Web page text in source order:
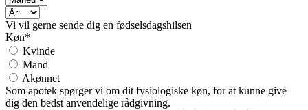
Vi vil gerne sende dig en fødselsdagshilsen
Køn*
Kvinde
Mand
Akønnet
Som apotek spørger vi om dit fysiologiske køn, for at kunne give
dig den bedst anvendelige rådgivning.